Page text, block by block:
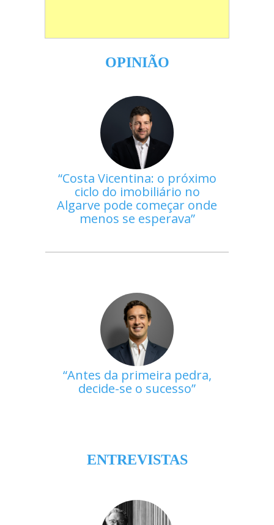
OPINIÃO
Costa Vicentina: o próximo
ciclo do imobiliário no
Algarve pode começar onde
menos se esperava
Antes da primeira pedra,
decide-se o sucesso
ENTREVISTAS